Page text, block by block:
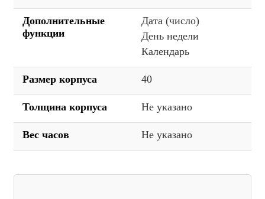
Дополнительные
функции
Дата (число)
День недели
Календарь
Размер корпуса 40
Толщина корпуса Не указано
Вес часов Не указано